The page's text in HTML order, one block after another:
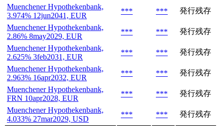
Muenchener Hypothekenbank,
3.974% 12jun2041, EUR
*** ***
発行残存
Muenchener Hypothekenbank,
2.86% 8may2029, EUR
*** ***
発行残存
Muenchener Hypothekenbank,
2.625% 3feb2031, EUR
*** ***
発行残存
Muenchener Hypothekenbank,
2.963% 16apr2032, EUR
*** ***
発行残存
Muenchener Hypothekenbank,
FRN 10apr2028, EUR
*** ***
発行残存
Muenchener Hypothekenbank,
4.033% 27mar2029, USD
*** *** 発行残存